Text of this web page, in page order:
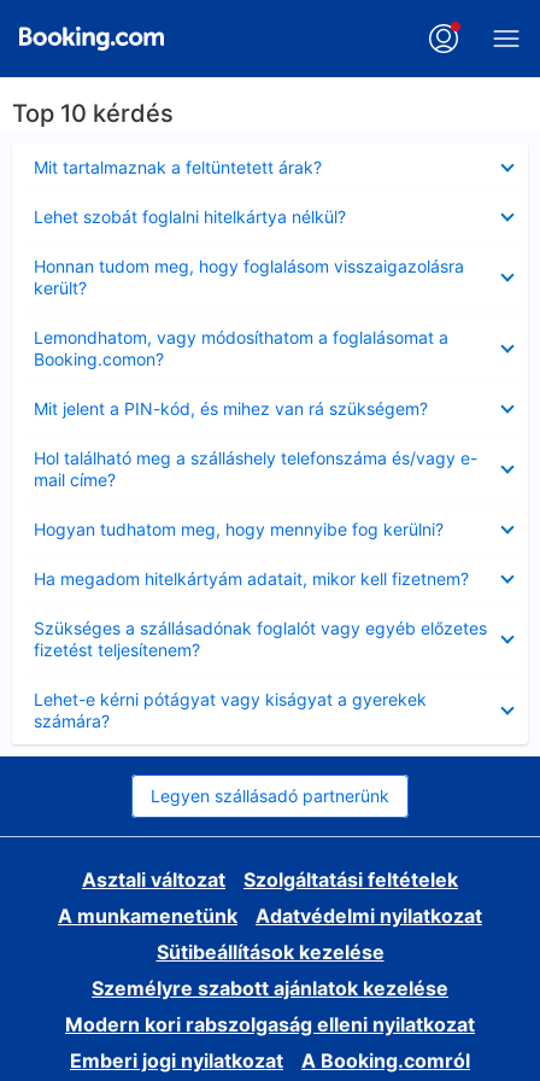
Top 10 kérdés
Mit tartalmaznak a feltüntetett árak?
Lehet szobát foglalni hitelkártya nélkül?
Honnan tudom meg, hogy foglalásom visszaigazolásra
került?
Lemondhatom, vagy módosíthatom a foglalásomat a
Booking.comon?
Mit jelent a PIN-kód, és mihez van rá szükségem?
Hol található meg a szálláshely telefonszáma és/vagy e-
mail címe?
Hogyan tudhatom meg, hogy mennyibe fog kerülni?
Ha megadom hitelkártyám adatait, mikor kell fizetnem?
Szükséges a szállásadónak foglalót vagy egyéb előzetes
fizetést teljesítenem?
Lehet-e kérni pótágyat vagy kiságyat a gyerekek
számára?
Legyen szállásadó partnerünk
Asztali változat
Szolgáltatási feltételek
A munkamenetünk
Adatvédelmi nyilatkozat
Sütibeállítások kezelése
Személyre szabott ajánlatok kezelése
Modern kori rabszolgaság elleni nyilatkozat
Emberi jogi nyilatkozat
A Booking.comról